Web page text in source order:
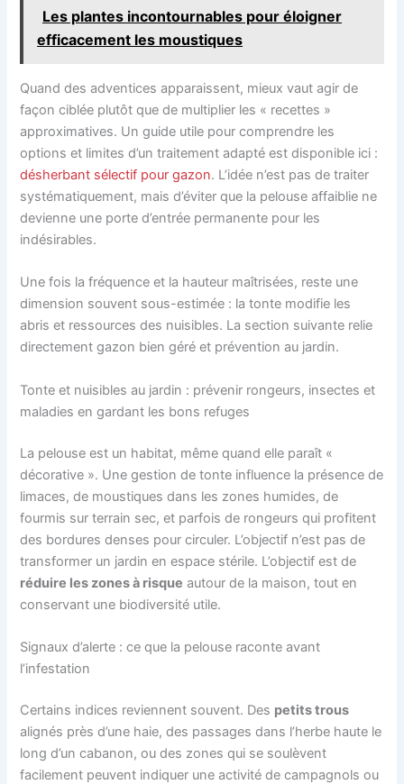
Les plantes incontournables pour éloigner
efficacement les moustiques
Quand des adventices apparaissent, mieux vaut agir de
façon ciblée plutôt que de multiplier les « recettes »
approximatives. Un guide utile pour comprendre les
options et limites d’un traitement adapté est disponible ici :
désherbant sélectif pour gazon. L’idée n’est pas de traiter
systématiquement, mais d’éviter que la pelouse affaiblie ne
devienne une porte d’entrée permanente pour les
indésirables.
Une fois la fréquence et la hauteur maîtrisées, reste une
dimension souvent sous-estimée : la tonte modifie les
abris et ressources des nuisibles. La section suivante relie
directement gazon bien géré et prévention au jardin.
Tonte et nuisibles au jardin : prévenir rongeurs, insectes et
maladies en gardant les bons refuges
La pelouse est un habitat, même quand elle paraît «
décorative ». Une gestion de tonte influence la présence de
limaces, de moustiques dans les zones humides, de
fourmis sur terrain sec, et parfois de rongeurs qui profitent
des bordures denses pour circuler. L’objectif n’est pas de
transformer un jardin en espace stérile. L’objectif est de
réduire les zones à risque autour de la maison, tout en
conservant une biodiversité utile.
Signaux d’alerte : ce que la pelouse raconte avant
l’infestation
Certains indices reviennent souvent. Des petits trous
alignés près d’une haie, des passages dans l’herbe haute le
long d’un cabanon, ou des zones qui se soulèvent
facilement peuvent indiquer une activité de campagnols ou